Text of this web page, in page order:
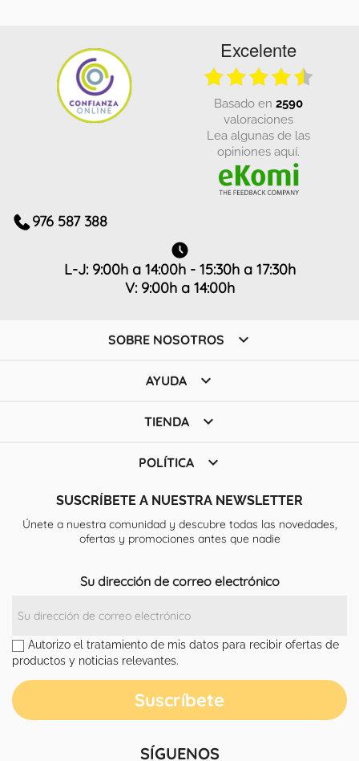
Excelente
basado en 2590
valoraciones
Lea algunas de las
opiniones aquí.
976 587 388
L-J: 9:00h a 14:00h - 15:30h a 17:30h
V: 9:00h a 14:00h
SOBRE NOSOTROS 
AYUDA 
TIENDA 
POLÍTICA 
SUSCRÍBETE A NUESTRA NEWSLETTER
Únete a nuestra comunidad y descubre todas las novedades,
ofertas y promociones antes que nadie
Su dirección de correo electrónico
Autorizo el tratamiento de mis datos para recibir ofertas de
productos y noticias relevantes.
SÍGUENOS